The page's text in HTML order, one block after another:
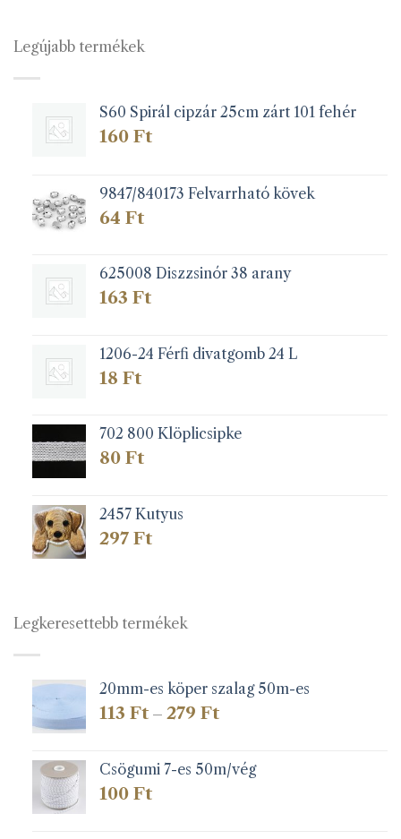
Legújabb termékek
S60 Spirál cipzár 25cm zárt 101 fehér
160 Ft
9847/840173 Felvarrható kövek
64 Ft
625008 Diszzsinór 38 arany
163 Ft
1206-24 Férfi divatgomb 24 L
18 Ft
702 800 Klöplicsipke
80 Ft
2457 Kutyus
297 Ft
Legkeresettebb termékek
20mm-es köper szalag 50m-es
113 Ft – 279 FtÁrtartomány:
279 Ft
Csögumi 7-es 50m/vég
100 Ft